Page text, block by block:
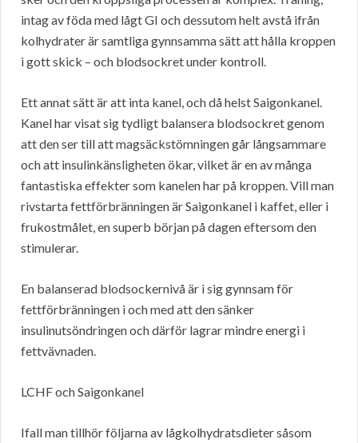
intag av föda med lågt GI och dessutom helt avstå ifrån
kolhydrater är samtliga gynnsamma sätt att hålla kroppen
i gott skick – och blodsockret under kontroll.
Ett annat sätt är att inta kanel, och då helst Saigonkanel.
Kanel har visat sig tydligt balansera blodsockret genom
att den ser till att magsäckstömningen går långsammare
och att insulinkänsligheten ökar, vilket är en av många
fantastiska effekter som kanelen har på kroppen. Vill man
rivstarta fettförbränningen är Saigonkanel i kaffet, eller i
frukostmålet, en superb början på dagen eftersom den
stimulerar.
En balanserad blodsockernivå är i sig gynnsam för
fettförbränningen i och med att den sänker
insulinutsöndringen och därför lagrar mindre energi i
fettvävnaden.
LCHF och Saigonkanel
Ifall man tillhör följarna av lågkolhydratsdieter såsom